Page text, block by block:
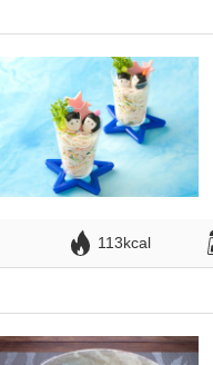
113kcal